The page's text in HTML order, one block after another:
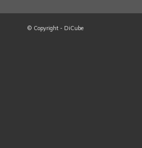
© Copyright - DiCube